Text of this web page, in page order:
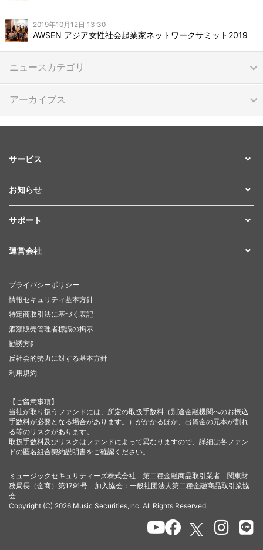
2019年10月12日 13:30
AWSEN アジア女性社会起業家ネットワークサミット2019
ニュースカテゴリ
アーカイブス
サービス
お知らせ
サポート
運営会社
プライバシーポリシー
情報セキュリティ基本方針
特定商取引法に基づく表記
酒類販売管理者標識の掲示
勧誘方針
反社会的勢力に対する基本方針
利用規約
【ご留意事項】
当社が取り扱うファンドには、所定の取扱手数料（別途金融機関へのお振込
手数料が必要となる場合があります。）がかかるほか、出資金の元本が割れ
る等のリスクがあります。
取扱手数料及びリスクはファンドによって異なりますので、詳細は各ファン
ドの匿名組合契約説明書をご確認ください。
ミュージックセキュリティーズ株式会社 第二種金融商品取引業者 関東財
務局長（金商）第1791号 加入協会：一般社団法人第二種金融商品取引業協
会
Copyright (C) 2026 Music Securities,Inc. All Rights Reserved.